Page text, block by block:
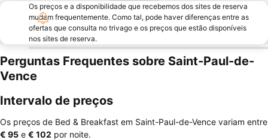
Os preços e a disponibilidade que recebemos dos sites de reserva
mudam frequentemente. Como tal, pode haver diferenças entre as
ofertas que consulta no trivago e os preços que estão disponíveis
nos sites de reserva.
Perguntas Frequentes sobre Saint-Paul-de-
Vence
Intervalo de preços
Os preços de Bed & Breakfast em Saint-Paul-de-Vence variam entre
‎€ 95 e ‎€ 102 por noite.